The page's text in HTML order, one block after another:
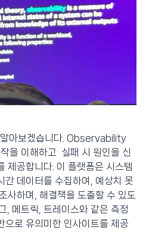
아보겠습니다. Observability
을 이해하고 실패 시 원인을 신
제공합니다. 이 플랫폼은 시스템
간 데이터를 수집하여, 예상치 못
사하며, 해결책을 도출할 수 있도
, 메트릭, 트레이스와 같은 측정
으로 유의미한 인사이트를 제공